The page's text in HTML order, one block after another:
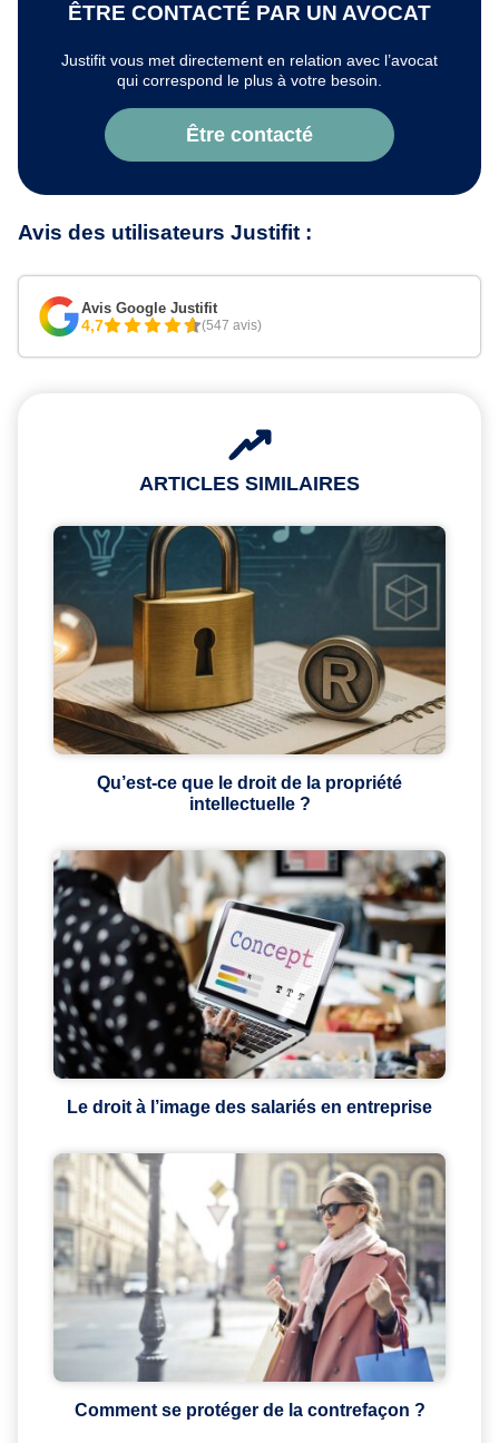
ÊTRE CONTACTÉ PAR UN AVOCAT
Justifit vous met directement en relation avec l’avocat
qui correspond le plus à votre besoin.
Être contacté
Avis des utilisateurs Justifit :
Avis Google Justifit
4,7 (547 avis)
ARTICLES SIMILAIRES
Qu’est-ce que le droit de la propriété
intellectuelle ?
Le droit à l’image des salariés en entreprise
Comment se protéger de la contrefaçon ?